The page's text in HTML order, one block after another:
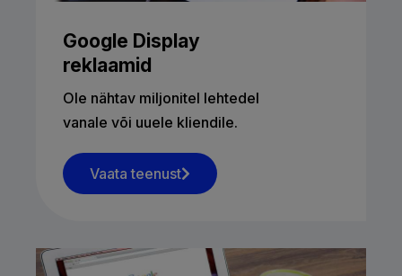
Google Display
reklaamid
Ole nähtav miljonitel lehtedel
vanale või uuele kliendile.
Vaata teenust